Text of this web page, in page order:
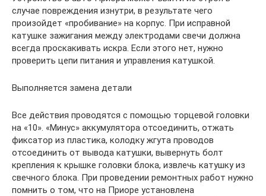
случае повреждения изнутри, в результате чего
произойдет «пробивание» на корпус. При исправной
катушке зажигания между электродами свечи должна
всегда проскакивать искра. Если этого нет, нужно
проверить цепи питания и управления катушкой.
Выполняется замена детали
Все действия проводятся с помощью торцевой головки
на «10». «Минус» аккумулятора отсоединить, отжать
фиксатор из пластика, колодку жгута проводов
отсоединить от вывода катушки, вывернуть болт
крепления к крышке головки блока, извлечь катушку из
свечного блока. При проведении ремонтных работ нужно
помнить о том, что на Приоре установлена